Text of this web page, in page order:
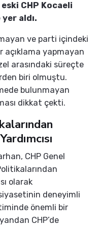
CHP Kocaeli
aldı.
ve parti içindeki
açıklama yapmayan
arasındaki süreçte
biri olmuştu.
bulunmayan
dikkat çekti.
CHP Genel
olarak
deneyimli
önemli bir
CHP’de